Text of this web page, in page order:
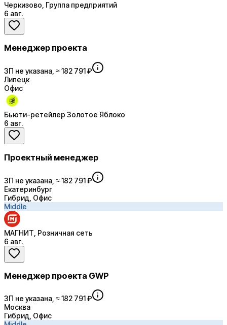
Черкизово, Группа предприятий
6 авг.
Менеджер проекта
ЗП не указана, ≈ 182 791 ₽
Липецк
Офис
Бьюти-ретейлер Золотое Яблоко
6 авг.
Проектный менеджер
ЗП не указана, ≈ 182 791 ₽
Екатеринбург
Гибрид, Офис
Middle
МАГНИТ, Розничная сеть
6 авг.
Менеджер проекта GWP
ЗП не указана, ≈ 182 791 ₽
Москва
Гибрид, Офис